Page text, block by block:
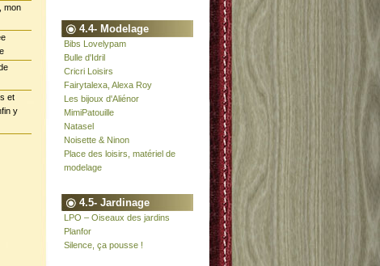
mon
et
y
4.4- Modelage
Bibs Lovelypam
Bulle d'Idril
Cricri Loisirs
Fairytalexa, Alexa Roy
Les bijoux d'Aliénor
MimiPatouille
Natasel
Noisette & Ninon
Place des loisirs, matériel de
modelage
4.5- Jardinage
LPO – Oiseaux des jardins
Planfor
Silence, ça pousse !